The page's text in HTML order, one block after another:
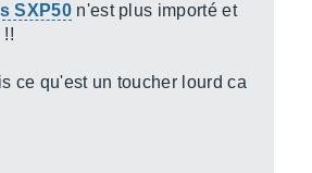
SXP50n'est plus importé et
!!
ce qu'est un toucher lourd ca